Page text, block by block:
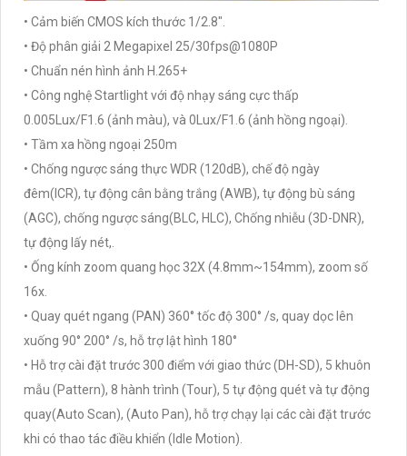
• Cảm biến CMOS kích thước 1/2.8".
• Độ phân giải 2 Megapixel 25/30fps@1080P
• Chuẩn nén hình ảnh H.265+
• Công nghệ Startlight với độ nhạy sáng cực thấp
0.005Lux/F1.6 (ảnh màu), và 0Lux/F1.6 (ảnh hồng ngoại).
• Tầm xa hồng ngoại 250m
• Chống ngược sáng thực WDR (120dB), chế độ ngày
đêm(ICR), tự động cân bằng trắng (AWB), tự động bù sáng
(AGC), chống ngược sáng(BLC, HLC), Chống nhiễu (3D-DNR),
tự động lấy nét,.
• Ống kính zoom quang học 32X (4.8mm~154mm), zoom số
16x.
• Quay quét ngang (PAN) 360° tốc độ 300° /s, quay dọc lên
xuống 90° 200° /s, hỗ trợ lật hình 180°
• Hỗ trợ cài đặt trước 300 điểm với giao thức (DH-SD), 5 khuôn
mẫu (Pattern), 8 hành trình (Tour), 5 tự động quét và tự động
quay(Auto Scan), (Auto Pan), hỗ trợ chạy lại các cài đặt trước
khi có thao tác điều khiển (Idle Motion).